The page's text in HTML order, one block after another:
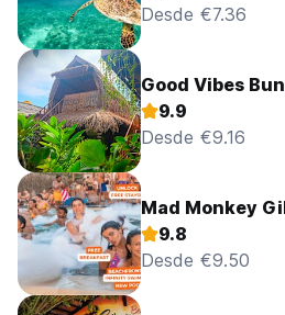
Desde €7.36
Good Vibes
9.9
Desde €9.16
Mad Monkey
9.8
Desde €9.50